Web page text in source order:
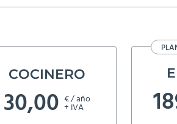
COCINERO
30,00 € / año
+ IVA